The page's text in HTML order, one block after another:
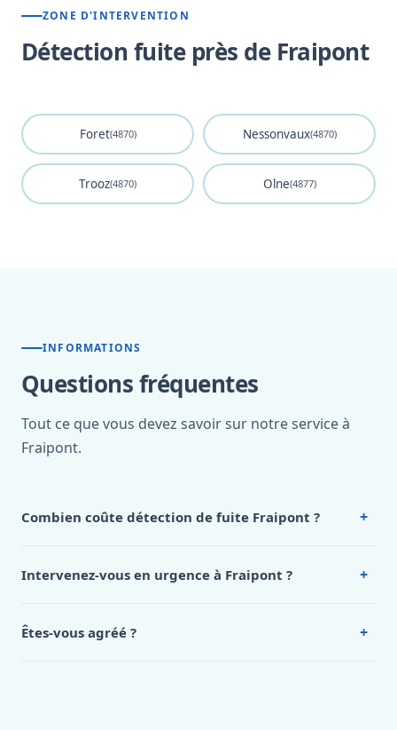
ZONE D'INTERVENTION
Détection fuite près de Fraipont
Foret(4870) Nessonvaux(4870)
Trooz(4870) Olne(4877)
INFORMATIONS
Questions fréquentes
Tout ce que vous devez savoir sur notre service à
Fraipont.
Combien coûte détection de fuite Fraipont ? +
Fraipont, appelez le 0472 53 24 26.
Intervenez-vous en urgence à Fraipont ? +
Êtes-vous agréé ? +